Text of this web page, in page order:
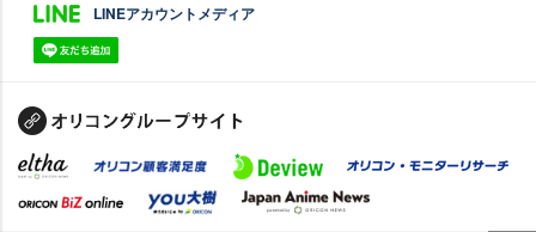
LINEアカウントメディア